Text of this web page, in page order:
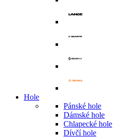
Hole
Pánské hole
Dámské hole
Chlapecké hole
Dívčí hole